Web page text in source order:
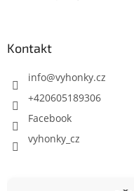
Kontakt
info@vyhonky.cz
+420605189306
Facebook
vyhonky_cz